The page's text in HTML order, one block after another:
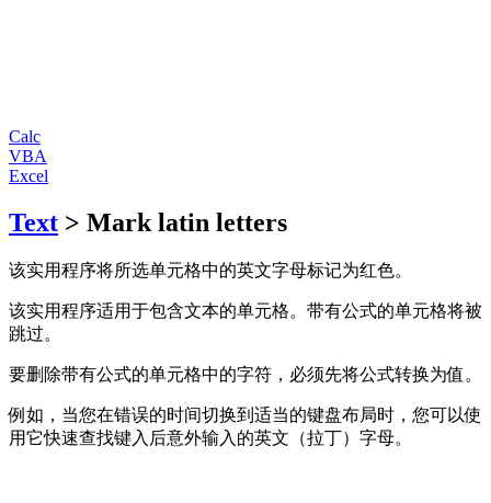
Calc
VBA
Excel
Text > Mark latin letters
该实用程序将所选单元格中的英文字母标记为红色。
该实用程序适用于包含文本的单元格。带有公式的单元格将被
跳过。
要删除带有公式的单元格中的字符，必须先将公式转换为值。
例如，当您在错误的时间切换到适当的键盘布局时，您可以使
用它快速查找键入后意外输入的英文（拉丁）字母。